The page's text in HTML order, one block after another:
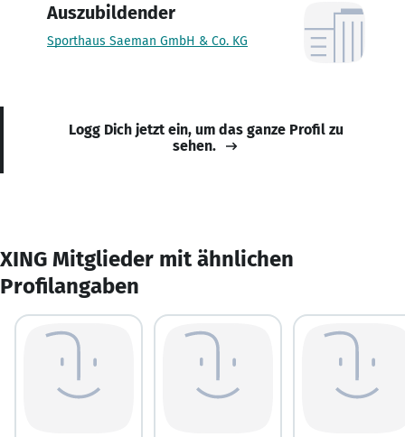
Auszubildender
Sporthaus Saeman GmbH & Co. KG
Logg Dich jetzt ein, um das ganze Profil zu
sehen.
XING Mitglieder mit ähnlichen
Profilangaben